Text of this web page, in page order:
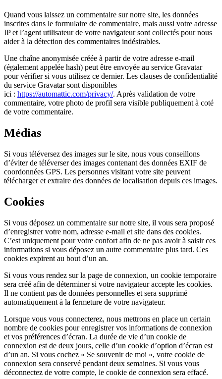
Quand vous laissez un commentaire sur notre site, les données
inscrites dans le formulaire de commentaire, mais aussi votre adresse
IP et l’agent utilisateur de votre navigateur sont collectés pour nous
aider à la détection des commentaires indésirables.
Une chaîne anonymisée créée à partir de votre adresse e-mail
(également appelée hash) peut être envoyée au service Gravatar
pour vérifier si vous utilisez ce dernier. Les clauses de confidentialité
du service Gravatar sont disponibles
ici : https://automattic.com/privacy/. Après validation de votre
commentaire, votre photo de profil sera visible publiquement à coté
de votre commentaire.
Médias
Si vous téléversez des images sur le site, nous vous conseillons
d’éviter de téléverser des images contenant des données EXIF de
coordonnées GPS. Les personnes visitant votre site peuvent
télécharger et extraire des données de localisation depuis ces images.
Cookies
Si vous déposez un commentaire sur notre site, il vous sera proposé
d’enregistrer votre nom, adresse e-mail et site dans des cookies.
C’est uniquement pour votre confort afin de ne pas avoir à saisir ces
informations si vous déposez un autre commentaire plus tard. Ces
cookies expirent au bout d’un an.
Si vous vous rendez sur la page de connexion, un cookie temporaire
sera créé afin de déterminer si votre navigateur accepte les cookies.
Il ne contient pas de données personnelles et sera supprimé
automatiquement à la fermeture de votre navigateur.
Lorsque vous vous connecterez, nous mettrons en place un certain
nombre de cookies pour enregistrer vos informations de connexion
et vos préférences d’écran. La durée de vie d’un cookie de
connexion est de deux jours, celle d’un cookie d’option d’écran est
d’un an. Si vous cochez « Se souvenir de moi », votre cookie de
connexion sera conservé pendant deux semaines. Si vous vous
déconnectez de votre compte, le cookie de connexion sera effacé.